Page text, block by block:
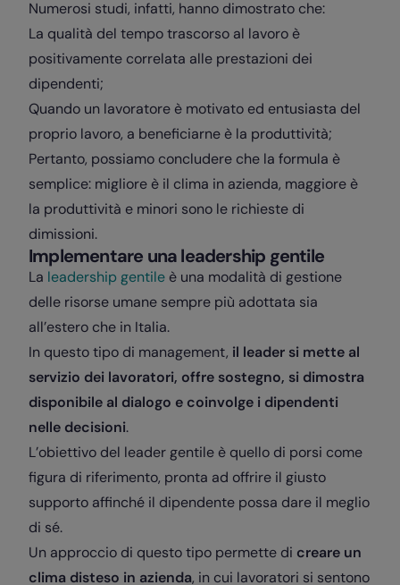
Numerosi studi, infatti, hanno dimostrato che:
La qualità del tempo trascorso al lavoro è
positivamente correlata alle prestazioni dei
dipendenti;
Quando un lavoratore è motivato ed entusiasta del
proprio lavoro, a beneficiarne è la produttività;
Pertanto, possiamo concludere che la formula è
semplice: migliore è il clima in azienda, maggiore è
la produttività e minori sono le richieste di
dimissioni.
Implementare una leadership gentile
La leadership gentile è una modalità di gestione
delle risorse umane sempre più adottata sia
all’estero che in Italia.
In questo tipo di management, il leader si mette al
servizio dei lavoratori, offre sostegno, si dimostra
disponibile al dialogo e coinvolge i dipendenti
nelle decisioni.
L’obiettivo del leader gentile è quello di porsi come
figura di riferimento, pronta ad offrire il giusto
supporto affinché il dipendente possa dare il meglio
di sé.
Un approccio di questo tipo permette di creare un
clima disteso in azienda, in cui lavoratori si sentono